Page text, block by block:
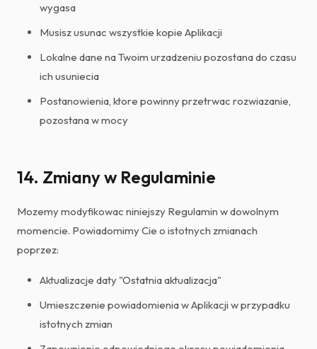
wygasa
Musisz usunac wszystkie kopie Aplikacji
Lokalne dane na Twoim urzadzeniu pozostana do czasu
ich usuniecia
Postanowienia, ktore powinny przetrwac rozwiazanie,
pozostana w mocy
14. Zmiany w Regulaminie
Mozemy modyfikowac niniejszy Regulamin w dowolnym
momencie. Powiadomimy Cie o istotnych zmianach
poprzez:
Aktualizacje daty "Ostatnia aktualizacja"
Umieszczenie powiadomienia w Aplikacji w przypadku
istotnych zmian